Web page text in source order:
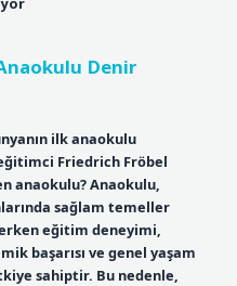
Denir
ilk anaokulu
Friedrich Fröbel
anaokulu? Anaokulu,
sağlam temeller
eğitim deneyimi,
başarısı ve genel yaşam
sahiptir. Bu nedenle,